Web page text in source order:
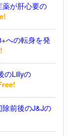
薬が肝心要の
への転身を発
のLillyの
前後のJ&Jの